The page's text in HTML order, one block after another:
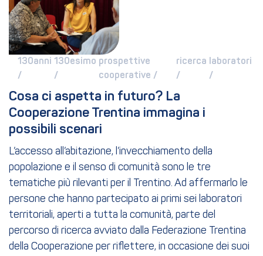
130anni
/
130esimo
/
prospettive
cooperative /
ricerca
/
laboratori
/
Cosa ci aspetta in futuro? La
Cooperazione Trentina immagina i
possibili scenari
L’accesso all’abitazione, l’invecchiamento della
popolazione e il senso di comunità sono le tre
tematiche più rilevanti per il Trentino. Ad affermarlo le
persone che hanno partecipato ai primi sei laboratori
territoriali, aperti a tutta la comunità, parte del
percorso di ricerca avviato dalla Federazione Trentina
della Cooperazione per riflettere, in occasione dei suoi